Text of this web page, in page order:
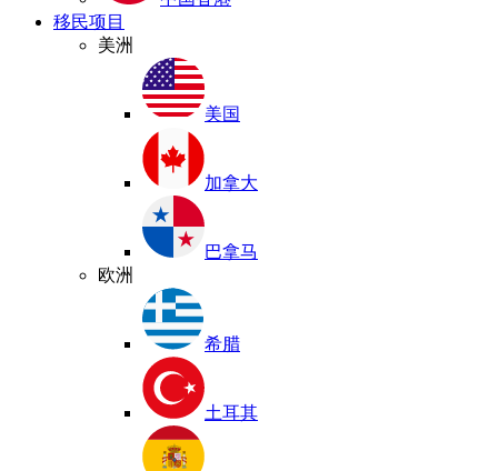
移民项目
美洲
美国
加拿大
巴拿马
欧洲
希腊
土耳其